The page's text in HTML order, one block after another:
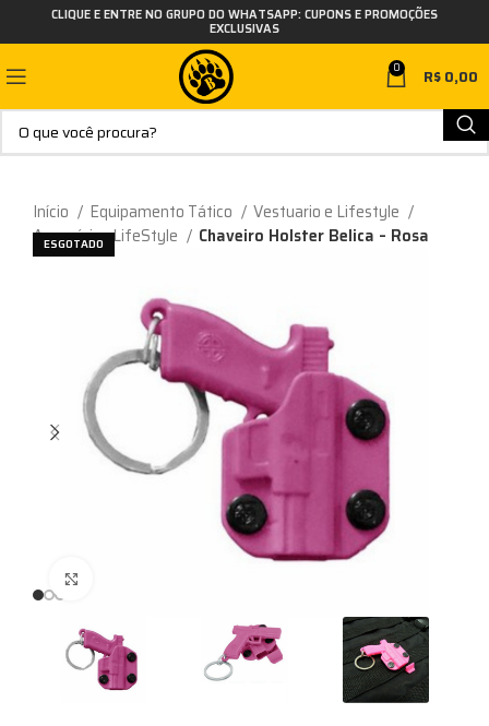
CLIQUE E ENTRE NO GRUPO DO WHATSAPP: CUPONS E PROMOÇÕES
EXCLUSIVAS
0 R$0,00
Início Equipamento Tático
Vestuario e Lifestyle
Acessórios LifeStyle
Chaveiro Holster Belica – Rosa
ESGOTADO